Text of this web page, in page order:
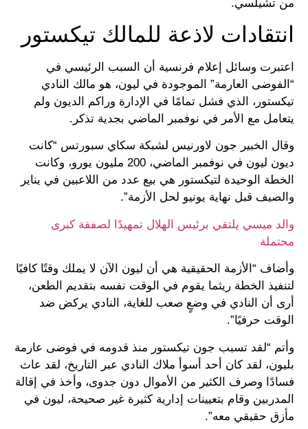
من تشيلسي.
انتقادات لاذعة للمالك تيكستور
اعتبرت وسائل إعلام فرنسية أن السبب الرئيسي في
“الفوضى العارمة” الموجودة في ليون، هو مالك النادي
تيكستور، الذي فشل تمامًا في الإدارة وراكم الديون ولم
يتعامل مع الأمر في نوفمبر الماضي بجدية تذكر.
وقال الخبير جون لاورنيس لشبكة سكاي سبورتس “كانت
ديون ليون في نوفمبر الماضي، 200 مليون يورو، وكانت
الخطة الوحيدة لتيكستور هي بيع عدد من اللاعبين في يناير
والصيف قبل نهاية يونيو لحل الأزمة”.
والد ميسي يلتقي برئيس الهلال تمهيدًا لصفقة كبرى
محتملة
وأضاف “الأزمة الحقيقية هي أن ليون الآن لا يملك وقتًا كافيًا
لتنفيذ الخطة ريثما يقوم في الوقت نفسه بتقديم الطعن،
أرى أن النادي في وضعٍ صعب للغاية، النادي يركض ضد
الوقت حرفيًا”.
وأتم “لقد تسبب جون تيكستور منذ قدومه في فوضى عارمة
بليون، لقد كان أحد أسوأ ملاك النادي عبر التاريخ، لقد عاث
فسادًا وصرف الكثير من الأموال دون جدوى، وأخذ في إقالة
المدربين وقام بتعيينات إدارية كثيرة غير صحيحة، ليون في
مأزق حقيقي معه”.